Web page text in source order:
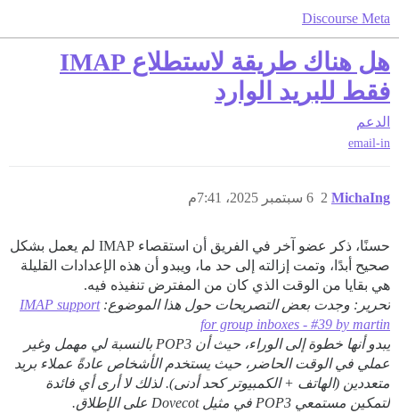
Discourse Meta
هل هناك طريقة لاستطلاع IMAP
فقط للبريد الوارد
الدعم
email-in
MichaIng 6 سبتمبر 2025، 7:41م 2
حسنًا، ذكر عضو آخر في الفريق أن استقصاء IMAP لم يعمل بشكل
صحيح أبدًا، وتمت إزالته إلى حد ما، ويبدو أن هذه الإعدادات القليلة
هي بقايا من الوقت الذي كان من المفترض تنفيذه فيه.
تحرير: وجدت بعض التصريحات حول هذا الموضوع:IMAP support
for group inboxes - #39 by martin
يبدو أنها خطوة إلى الوراء، حيث أن POP3 بالنسبة لي مهمل وغير
عملي في الوقت الحاضر، حيث يستخدم الأشخاص عادةً عملاء بريد
متعددين (الهاتف + الكمبيوتر كحد أدنى). لذلك لا أرى أي فائدة
لتمكين مستمعي POP3 في مثيل Dovecot على الإطلاق.